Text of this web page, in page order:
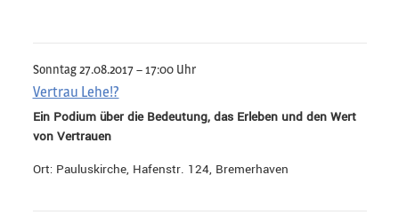
Sonntag 27.08.2017 – 17:00 Uhr
Vertrau Lehe!?
Ein Podium über die Bedeutung, das Erleben und den Wert
von Vertrauen
Ort: Pauluskirche, Hafenstr. 124, Bremerhaven